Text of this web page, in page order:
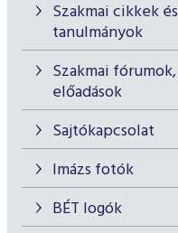
Szakmai cikkek és
tanulmányok
Szakmai fórumok,
előadások
Sajtókapcsolat
Imázs fotók
BÉT logók